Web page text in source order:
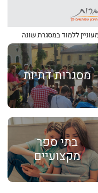
ללמוד במסגרת שונה
מסגרות דתיות
בתי ספר
מקצועיים